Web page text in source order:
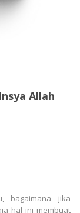
Allah
bagaimana jika
hal ini membuat